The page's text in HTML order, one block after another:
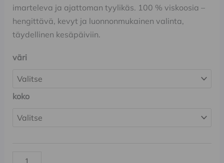
imarteleva ja ajattoman tyylikäs. 100 % viskoosia –
hengittävä, kevyt ja luonnonmukainen valinta,
täydellinen kesäpäiviin.
väri
koko